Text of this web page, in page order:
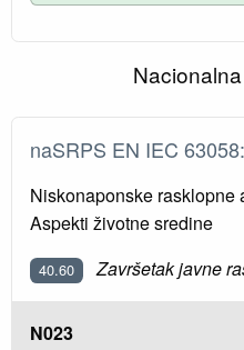
naSRPS EN IEC
Niskonaponske rasklopne
Aspekti životne sredine
40.60 Završetak javne
N023